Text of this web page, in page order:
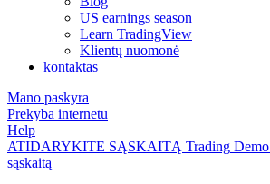
US earnings season
Learn TradingView
Klientų nuomonė
kontaktas
Mano paskyra
Prekyba internetu
Help
ATIDARYKITE SĄSKAITĄ Trading Demo
sąskaitą